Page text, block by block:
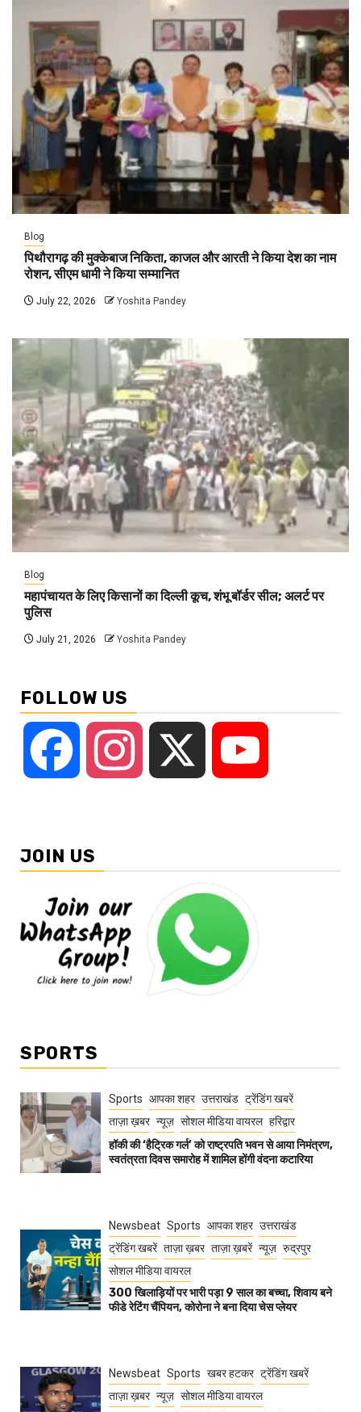
Blog
पिथौरागढ़ की मुक्केबाज निकिता, काजल और आरती ने किया देश का नाम
रोशन, सीएम धामी ने किया सम्मानित
July 22, 2026 Yoshita Pandey
Blog
महापंचायत के लिए किसानों का दिल्ली कूच, शंभू बॉर्डर सील; अलर्ट पर
पुलिस
July 21, 2026 Yoshita Pandey
FOLLOW US
Facebook Instagram
JOIN US
SPORTS
Sports आपका शहर उत्तराखंड ट्रेंडिंग खबरें
ताज़ा ख़बर न्यूज़ सोशल मीडिया वायरल हरिद्वार
हॉकी की ‘हैट्रिक गर्ल’ को राष्ट्रपति भवन से आया निमंत्रण,
स्वतंत्रता दिवस समारोह में शामिल होंगी वंदना कटारिया
Newsbeat Sports आपका शहर उत्तराखंड
ट्रेंडिंग खबरें ताज़ा ख़बर ताज़ा ख़बरें न्यूज़ रुद्रपुर
सोशल मीडिया वायरल
300 खिलाड़ियों पर भारी पड़ा 9 साल का बच्चा, शिवाय बने
फीडे रेटिंग चैंपियन, कोरोना ने बना दिया चेस प्लेयर
Newsbeat Sports खबर हटकर ट्रेंडिंग खबरें
ताज़ा ख़बर न्यूज़ सोशल मीडिया वायरल